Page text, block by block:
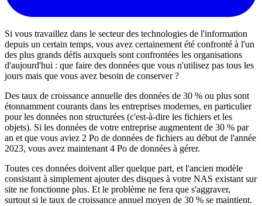
Si vous travaillez dans le secteur des technologies de l'information
depuis un certain temps, vous avez certainement été confronté à l'un
des plus grands défis auxquels sont confrontées les organisations
d'aujourd'hui : que faire des données que vous n'utilisez pas tous les
jours mais que vous avez besoin de conserver ?
Des taux de croissance annuelle des données de 30 % ou plus sont
étonnamment courants dans les entreprises modernes, en particulier
pour les données non structurées (c'est-à-dire les fichiers et les
objets). Si les données de votre entreprise augmentent de 30 % par
an et que vous aviez 2 Po de données de fichiers au début de l'année
2023, vous avez maintenant 4 Po de données à gérer.
Toutes ces données doivent aller quelque part, et l'ancien modèle
consistant à simplement ajouter des disques à votre NAS existant sur
site ne fonctionne plus. Et le problème ne fera que s'aggraver,
surtout si le taux de croissance annuel moyen de 30 % se maintient.